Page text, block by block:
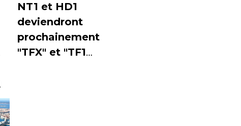
NT1 et HD1
deviendront
prochainement
"TFX" et "TF1